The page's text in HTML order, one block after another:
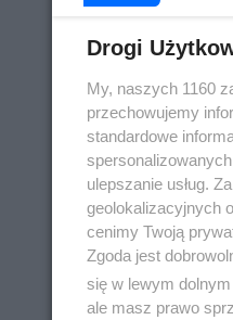
Drogi
My, naszych 1160
przechowujemy
standardowe
ulepszanie usług.
geolokalizacyjnych
cenimy Twoją
Zgoda jest
się w lewym
ale masz prawo